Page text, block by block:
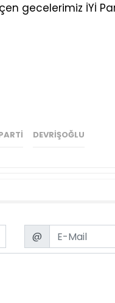
gecelerimiz İYİ
DEVRIŞOĞLU
Email
@